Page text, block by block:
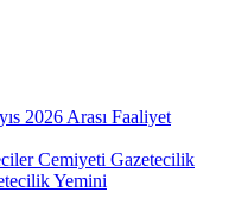
2026 Arası Faaliyet
Cemiyeti Gazetecilik
Yemini